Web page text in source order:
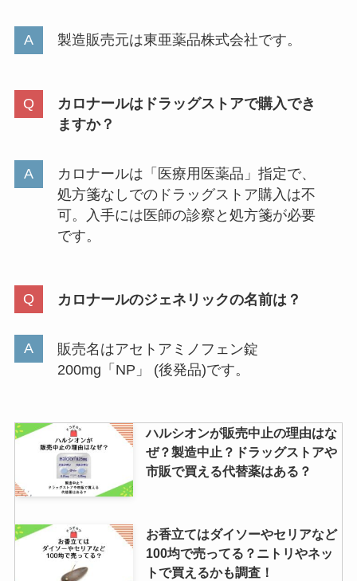
ってる？スーパーやドラッグスト
ゆうパックの箱はどこで買う？郵
便局・ローソン・セブンイレブン
など売ってる場所を調査！
由は？トイレ詰まったって本当？
製造販売元は東亜薬品株式会社です。
カロナールはドラッグストアで購入でき
ますか？
カロナールは「医療用医薬品」指定で、
処方箋なしでのドラッグストア購入は不
可。入手には医師の診察と処方箋が必要
です。
カロナールのジェネリックの名前は？
販売名はアセトアミノフェン錠
200mg「NP」 (後発品)です。
ハルシオンが販売中止の理由はな
ぜ？製造中止？ドラッグストアや
市販で買える代替薬はある？
お香立てはダイソーやセリアなど
100均で売ってる？ニトリやネッ
トで買えるかも調査！